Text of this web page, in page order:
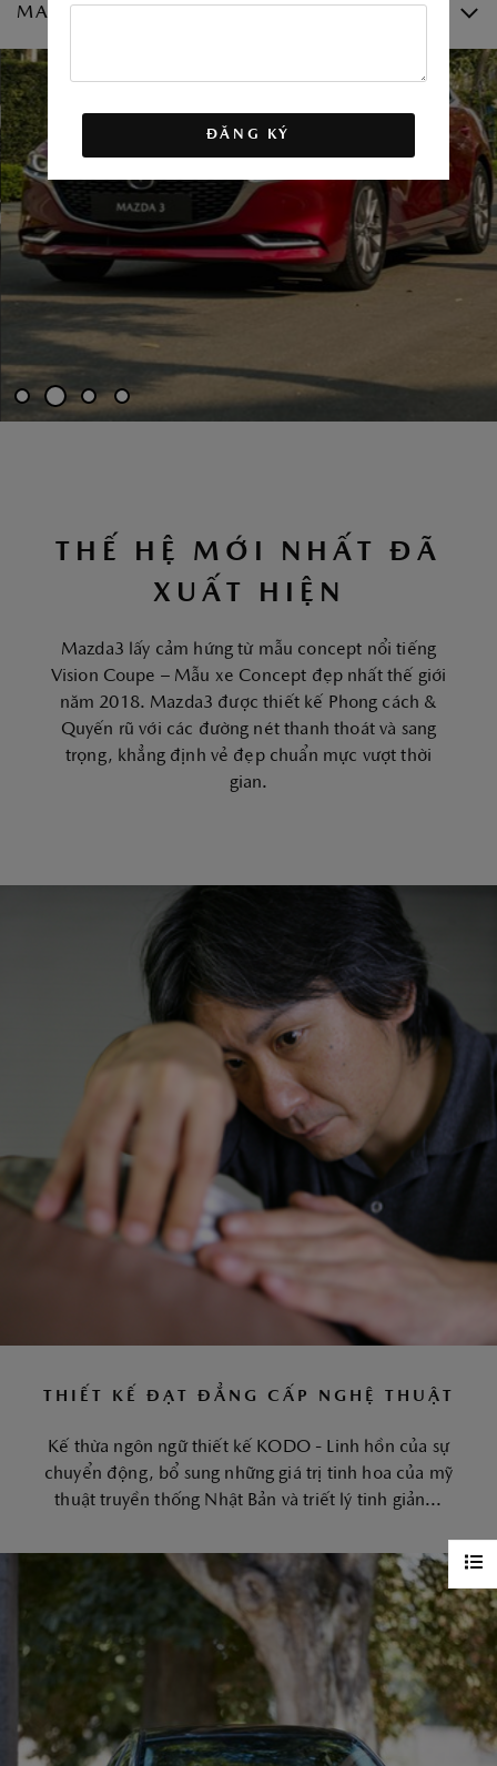
MAZDA3
THẾ HỆ MỚI NHẤT ĐÃ
XUẤT HIỆN
Mazda3 lấy cảm hứng từ mẫu concept nổi tiếng
Vision Coupe – Mẫu xe Concept đẹp nhất thế giới
năm 2018. Mazda3 được thiết kế Phong cách &
Quyến rũ với các đường nét thanh thoát và sang
trọng, khẳng định vẻ đẹp chuẩn mực vượt thời
gian.
THIẾT KẾ ĐẠT ĐẲNG CẤP NGHỆ THUẬT
Kế thừa ngôn ngữ thiết kế KODO - Linh hồn của sự
chuyển động, bổ sung những giá trị tinh hoa của mỹ
thuật truyền thống Nhật Bản và triết lý tinh giản...